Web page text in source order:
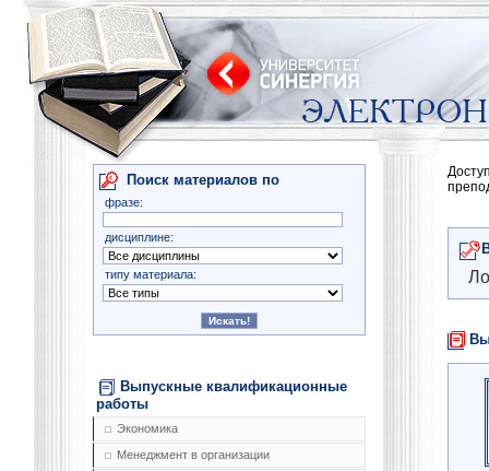
Поиск материалов по
фразе:
дисциплине:
типу материала:
Выпускные квалификационные
работы
Экономика
Менеджмент в организации